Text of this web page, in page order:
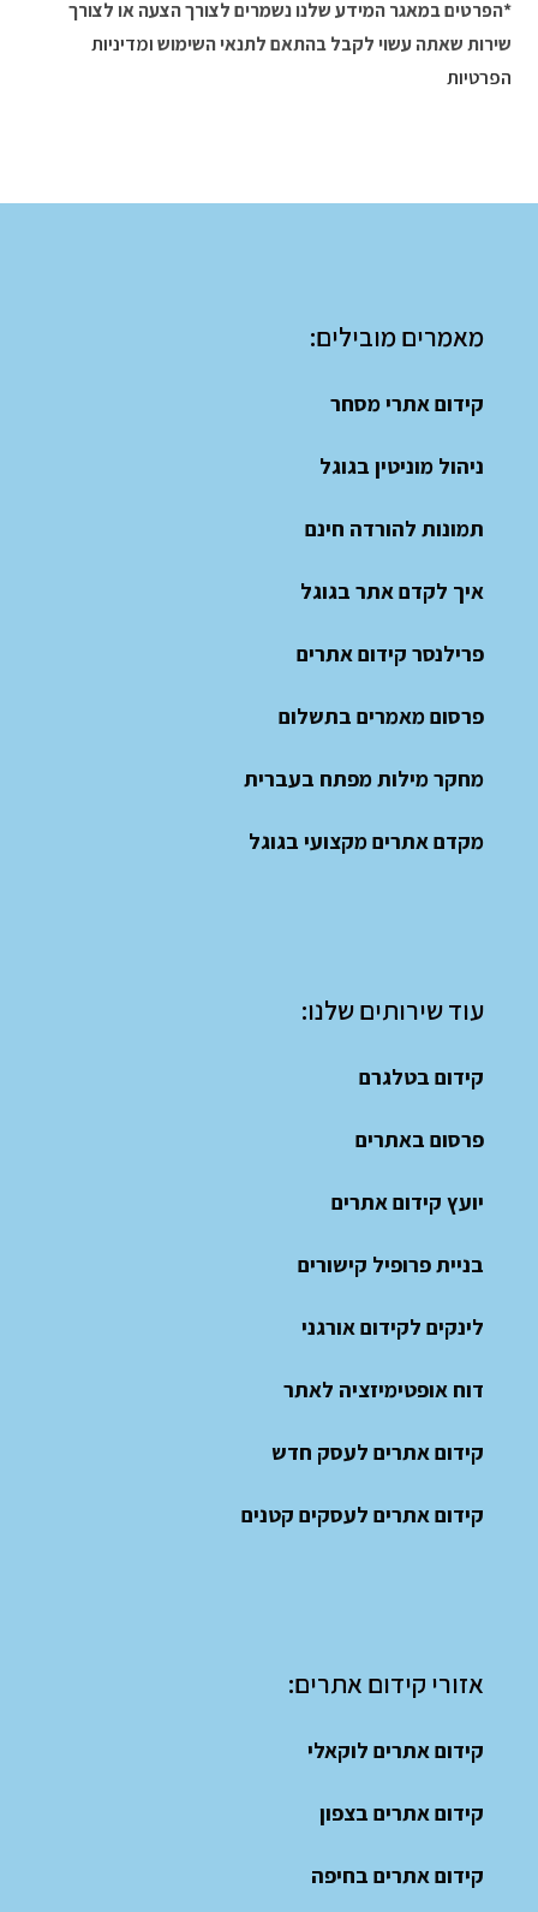
*הפרטים במאגר המידע שלנו נשמרים לצורך הצעה או לצורך
שירות שאתה עשוי לקבל בהתאם לתנאי השימושומדיניות
הפרטיות
מאמרים מובילים:
קידום אתרי מסחר
ניהול מוניטין בגוגל
תמונות להורדה חינם
איך לקדם אתר בגוגל
פרילנסר קידום אתרים
פרסום מאמרים בתשלום
מחקר מילות מפתח בעברית
מקדם אתרים מקצועי בגוגל
עוד שירותים שלנו:
קידום בטלגרם
פרסום באתרים
יועץ קידום אתרים
בניית פרופיל קישורים
לינקים לקידום אורגני
דוח אופטימיזציה לאתר
קידום אתרים לעסק חדש
קידום אתרים לעסקים קטנים
אזורי קידום אתרים:
קידום אתרים לוקאלי
קידום אתרים בצפון
קידום אתרים בחיפה